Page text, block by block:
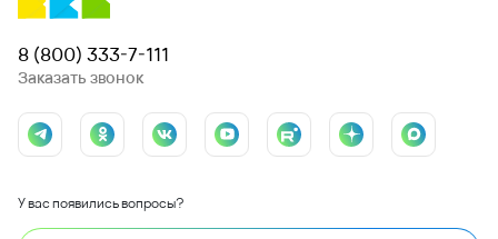
8 (800) 333-7-111
Заказать звонок
У вас появились вопросы?